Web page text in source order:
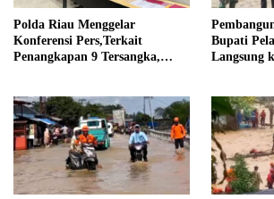
Polda Riau Menggelar
Konferensi Pers,Terkait
Penangkapan 9 Tersangka,
Bupati
Langsung